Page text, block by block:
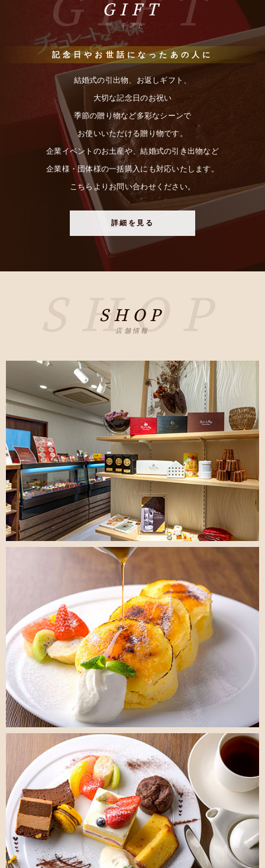
GIFT
ギフト
記念日やお世話になったあの人に
結婚式の引出物、お返しギフト、
大切な記念日のお祝い
季節の贈り物など多彩なシーンで
お使いいただける贈り物です。
企業イベントのお土産や、結婚式の引き出物など
企業様・団体様の一括購入にも対応いたします。
こちらよりお問い合わせください。
詳細を見る
SHOP
店舗情報
SHOP